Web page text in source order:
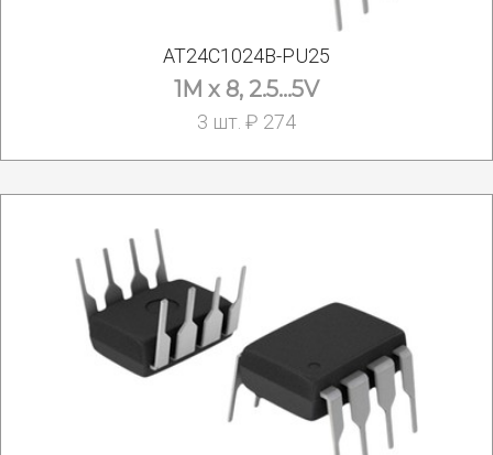
AT24C1024B-PU25
1M x 8, 2.5...5V
3 шт. ₽ 274